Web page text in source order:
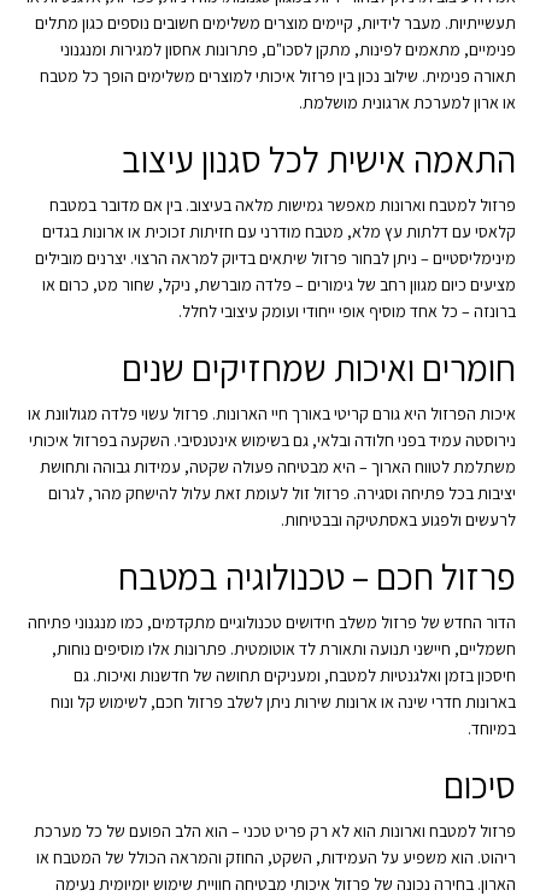
תעשייתיות. מעבר לידיות, קיימים מוצרים משלימים חשובים נוספים כגון מתלים
פנימיים, מתאמים לפינות, מתקן לסכו"ם, פתרונות אחסון למגירות ומנגנוני
תאורה פנימית. שילוב נכון בין פרזול איכותי למוצרים משלימים הופך כל מטבח
או ארון למערכת ארגונית מושלמת.
התאמה אישית לכל סגנון עיצוב
פרזול למטבח וארונות מאפשר גמישות מלאה בעיצוב. בין אם מדובר במטבח
קלאסי עם דלתות עץ מלא, מטבח מודרני עם חזיתות זכוכית או ארונות בגדים
מינימליסטיים – ניתן לבחור פרזול שיתאים בדיוק למראה הרצוי. יצרנים מובילים
מציעים כיום מגוון רחב של גימורים – פלדה מוברשת, ניקל, שחור מט, כרום או
ברונזה – כל אחד מוסיף אופי ייחודי ועומק עיצובי לחלל.
חומרים ואיכות שמחזיקים שנים
איכות הפרזול היא גורם קריטי באורך חיי הארונות. פרזול עשוי פלדה מגולוונת או
נירוסטה עמיד בפני חלודה ובלאי, גם בשימוש אינטנסיבי. השקעה בפרזול איכותי
משתלמת לטווח הארוך – היא מבטיחה פעולה שקטה, עמידות גבוהה ותחושת
יציבות בכל פתיחה וסגירה. פרזול זול לעומת זאת עלול להישחק מהר, לגרום
לרעשים ולפגוע באסתטיקה ובבטיחות.
פרזול חכם – טכנולוגיה במטבח
הדור החדש של פרזול משלב חידושים טכנולוגיים מתקדמים, כמו מנגנוני פתיחה
חשמליים, חיישני תנועה ותאורת לד אוטומטית. פתרונות אלו מוסיפים נוחות,
חיסכון בזמן ואלגנטיות למטבח, ומעניקים תחושה של חדשנות ואיכות. גם
בארונות חדרי שינה או ארונות שירות ניתן לשלב פרזול חכם, לשימוש קל ונוח
במיוחד.
סיכום
פרזול למטבח וארונות הוא לא רק פריט טכני – הוא הלב הפועם של כל מערכת
ריהוט. הוא משפיע על העמידות, השקט, החוזק והמראה הכולל של המטבח או
הארון. בחירה נכונה של פרזול איכותי מבטיחה חוויית שימוש יומיומית נעימה